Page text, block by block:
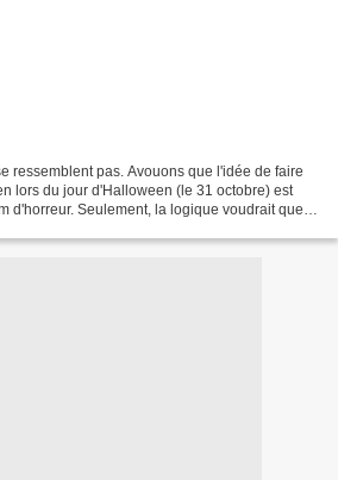
ressemblent pas. Avouons que l'idée de faire
lors du jour d'Halloween (le 31 octobre) est
d'horreur. Seulement, la logique voudrait que